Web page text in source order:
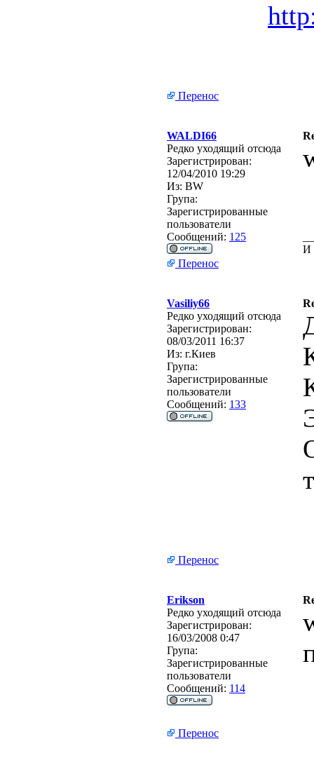
Перенос
WALDI66
Редко уходящий отсюда
Зарегистрирован:
12/04/2010 19:29
Из: BW
Група:
Зарегистрированные
пользователи
Сообщений: 125
И
Перенос
Vasiliy66
Редко уходящий отсюда
Зарегистрирован:
08/03/2011 16:37
Из: г.Киев
Група:
Зарегистрированные
пользователи
Сообщений: 133
Перенос
Erikson
Редко уходящий отсюда
Зарегистрирован:
16/03/2008 0:47
Група:
Зарегистрированные
пользователи
Сообщений: 114
Перенос